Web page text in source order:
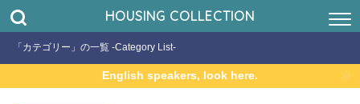
HOUSING COLLECTION
「カテゴリー」の一覧 -Category List-
English speakers, look here.